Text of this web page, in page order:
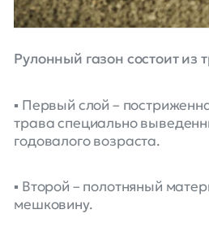
Рулонный газон состоит из
▪️ Первый слой –
трава специально
годовалого возраста.
▪️ Второй – полотняный
мешковину.